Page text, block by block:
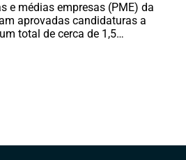
e médias empresas (PME) da
aprovadas candidaturas a
total de cerca de 1,5…